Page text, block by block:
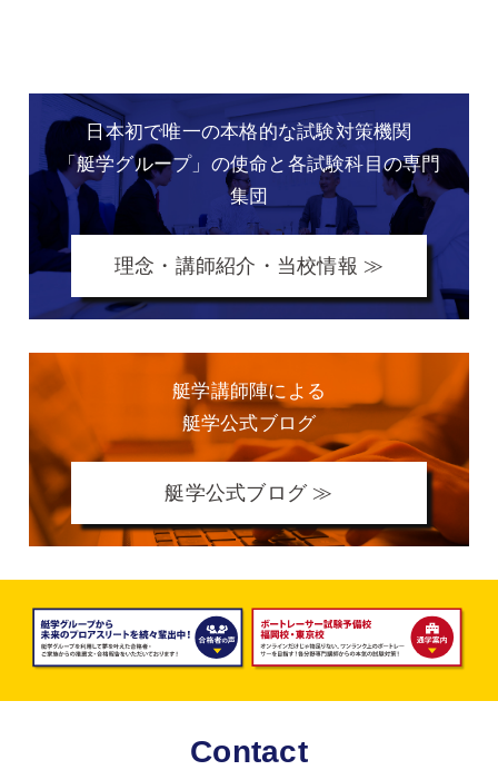
日本初で唯一の本格的な試験対策機関
「艇学グループ」の使命と各試験科目の専門
集団
理念・講師紹介・当校情報 ≫
艇学講師陣による
艇学公式ブログ
艇学公式ブログ ≫
Contact